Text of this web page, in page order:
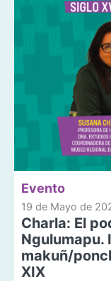
Evento
19 de Mayo de
Charla: El
Ngulumapu.
makuñ/
XIX